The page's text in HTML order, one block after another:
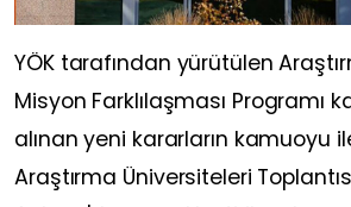
YÖK tarafından yürütülen
Misyon Farklılaşması Programı
alınan yeni kararların kamuoyu
Araştırma Üniversiteleri